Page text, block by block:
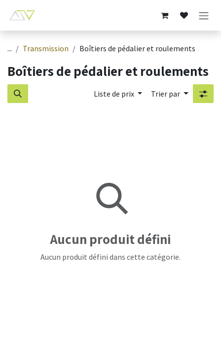
... Transmission Boîtiers de pédalier et roulements
Boîtiers de pédalier et roulements
Liste de prix Trier par
Aucun produit défini
Aucun produit défini dans cette catégorie.